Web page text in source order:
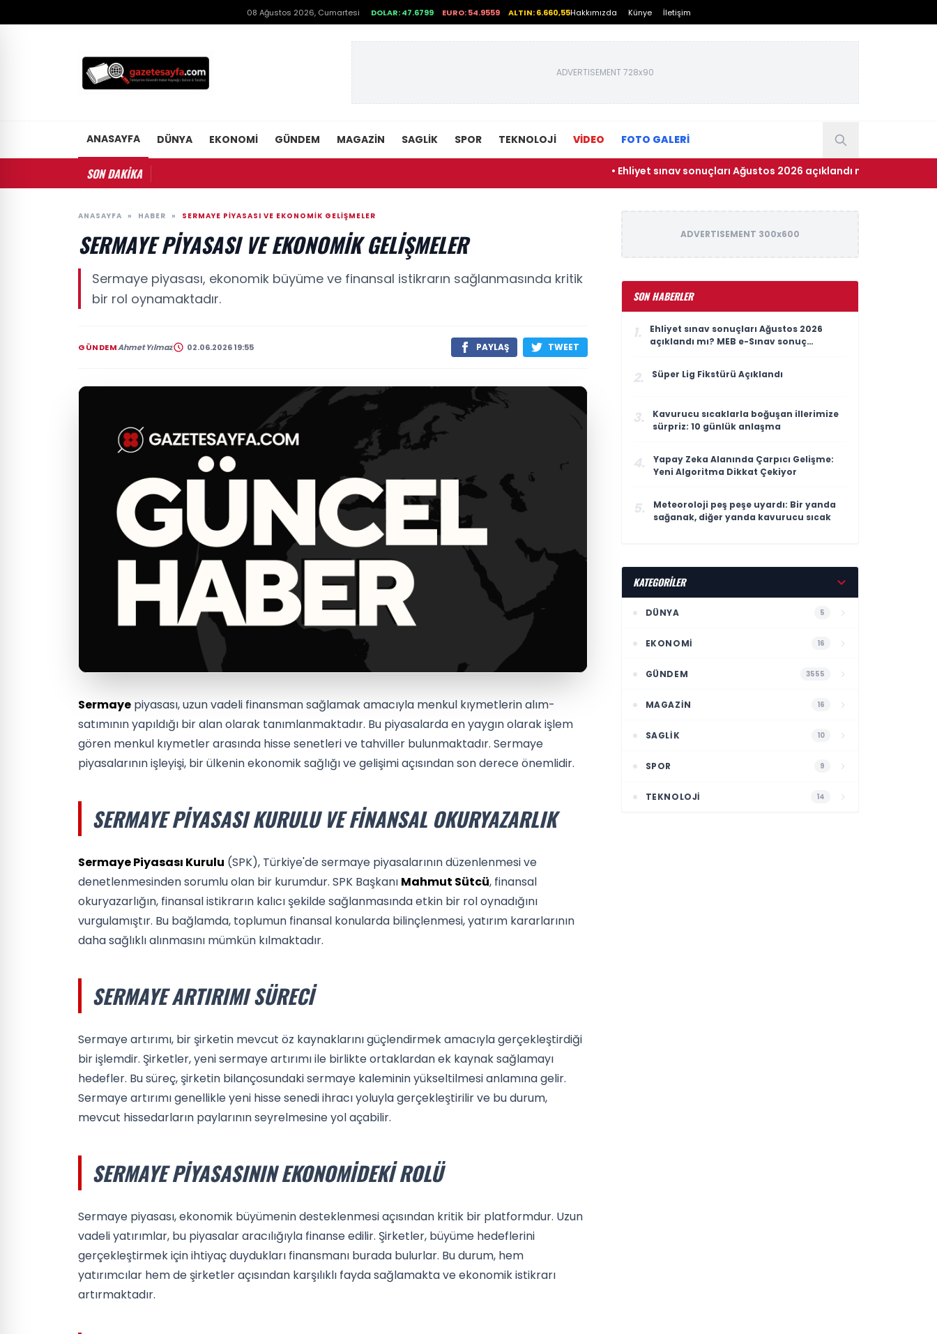
08 Ağustos 2026, Cumartesi DOLAR: 47.6799 EURO: 54.9559 ALTIN: 6.660,55Hakkımızda Künye İletişim
ADVERTISEMENT 728x90
ANASAYFA DÜNYA EKONOMI GÜNDEM MAGAZIN SAGLIK SPOR TEKNOLOJI VİDEO FOTO GALERİ
SON DAKİKA • Ehliyet sınav sonuçları Ağustos 2026 açıklandı mı? MEB e-Sınav
ANASAYFA » HABER » SERMAYE PIYASASI VE EKONOMIK GELIŞMELER
SERMAYE PIYASASI VE EKONOMIK GELIŞMELER
Sermaye piyasası, ekonomik büyüme ve finansal istikrarın sağlanmasında kritik
bir rol oynamaktadır.
GÜNDEMAhmet Yılmaz 02.06.2026 19:55 PAYLAŞ TWEET
Sermaye piyasası, uzun vadeli finansman sağlamak amacıyla menkul kıymetlerin alım-
satımının yapıldığı bir alan olarak tanımlanmaktadır. Bu piyasalarda en yaygın olarak işlem
gören menkul kıymetler arasında hisse senetleri ve tahviller bulunmaktadır. Sermaye
piyasalarının işleyişi, bir ülkenin ekonomik sağlığı ve gelişimi açısından son derece önemlidir.
SERMAYE PIYASASI KURULU VE FINANSAL OKURYAZARLIK
Sermaye Piyasası Kurulu (SPK), Türkiye'de sermaye piyasalarının düzenlenmesi ve
denetlenmesinden sorumlu olan bir kurumdur. SPK Başkanı Mahmut Sütcü, finansal
okuryazarlığın, finansal istikrarın kalıcı şekilde sağlanmasında etkin bir rol oynadığını
vurgulamıştır. Bu bağlamda, toplumun finansal konularda bilinçlenmesi, yatırım kararlarının
daha sağlıklı alınmasını mümkün kılmaktadır.
SERMAYE ARTIRIMI SÜRECI
Sermaye artırımı, bir şirketin mevcut öz kaynaklarını güçlendirmek amacıyla gerçekleştirdiği
bir işlemdir. Şirketler, yeni sermaye artırımı ile birlikte ortaklardan ek kaynak sağlamayı
hedefler. Bu süreç, şirketin bilançosundaki sermaye kaleminin yükseltilmesi anlamına gelir.
Sermaye artırımı genellikle yeni hisse senedi ihracı yoluyla gerçekleştirilir ve bu durum,
mevcut hissedarların paylarının seyrelmesine yol açabilir.
SERMAYE PIYASASININ EKONOMIDEKI ROLÜ
Sermaye piyasası, ekonomik büyümenin desteklenmesi açısından kritik bir platformdur. Uzun
vadeli yatırımlar, bu piyasalar aracılığıyla finanse edilir. Şirketler, büyüme hedeflerini
gerçekleştirmek için ihtiyaç duydukları finansmanı burada bulurlar. Bu durum, hem
yatırımcılar hem de şirketler açısından karşılıklı fayda sağlamakta ve ekonomik istikrarı
artırmaktadır.
ADVERTISEMENT 300x600
SON HABERLER
1.
Ehliyet sınav sonuçları Ağustos 2026
açıklandı mı? MEB e-Sınav sonuç
2. Süper Lig Fikstürü Açıklandı
3.
Kavurucu sıcaklarla boğuşan illerimize
sürpriz: 10 günlük anlaşma
4.
Yapay Zeka Alanında Çarpıcı Gelişme:
Yeni Algoritma Dikkat Çekiyor
5.
Meteoroloji peş peşe uyardı: Bir yanda
sağanak, diğer yanda kavurucu sıcak
KATEGORİLER
DÜNYA 5
EKONOMI 16
GÜNDEM 3555
MAGAZIN 16
SAGLIK 10
SPOR 9
TEKNOLOJI 14